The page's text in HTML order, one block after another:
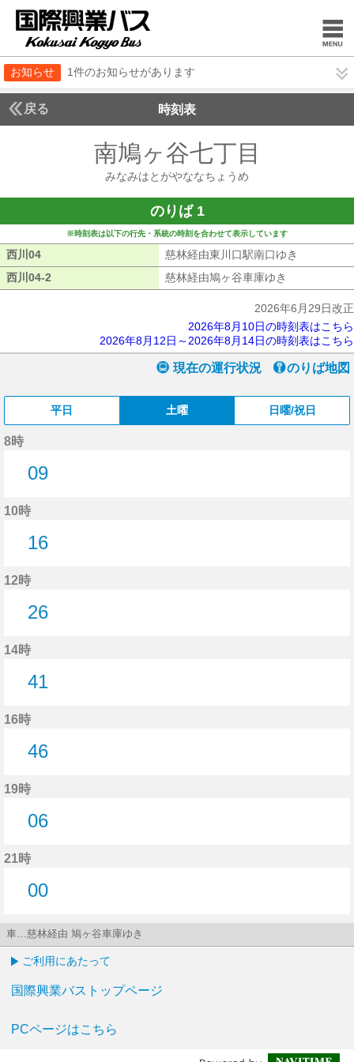
お知らせ 1件のお知らせがあります
戻る 時刻表
南鳩ヶ谷七丁目
みなみはとがやななちょうめ
のりば 1
※時刻表は以下の行先・系統の時刻を合わせて表示しています
西川04 慈林経由東川口駅南口ゆき
西川04-2
慈林経由鳩ヶ谷車庫ゆき
2026年6月29日改正
2026年8月10日の時刻表はこちら
2026年8月12日～2026年8月14日の時刻表はこちら
現在の運行状況 のりば地図
平日 土曜 日曜/祝日
8時
09
10時
16
12時
26
14時
41
16時
46
19時
06
21時
00
車…慈林経由 鳩ヶ谷車庫ゆき
ご利用にあたって
国際興業バストップページ
PCページはこちら